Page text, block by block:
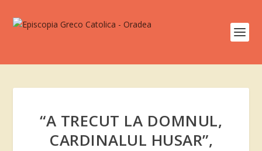
“A TRECUT LA DOMNUL,
CARDINALUL HUSAR”,